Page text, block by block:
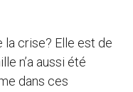
la crise? Elle est de
n’a aussi été
dans ces